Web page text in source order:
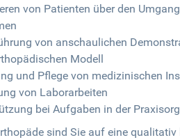
von Patienten über den
von anschaulichen
Modell
und Pflege von medizinischen
von Laborarbeiten
bei Aufgaben in der
sind Sie auf eine